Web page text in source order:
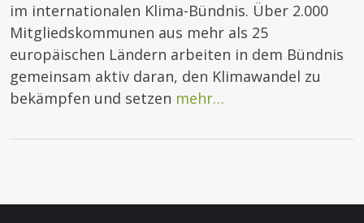
im internationalen Klima-Bündnis. Über 2.000
Mitgliedskommunen aus mehr als 25
europäischen Ländern arbeiten in dem Bündnis
gemeinsam aktiv daran, den Klimawandel zu
bekämpfen und setzen mehr…